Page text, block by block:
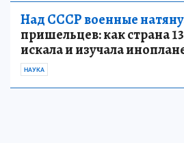
Над СССР военные
пришельцев: как страна
искала и изучала
НАУКА